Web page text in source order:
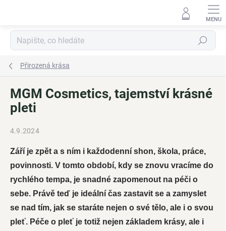
Hledat
Přirozená krása
MGM Cosmetics, tajemství krásné
pleti
4.9.2024
Září je zpět a s ním i každodenní shon, škola, práce,
povinnosti. V tomto období, kdy se znovu vracíme do
rychlého tempa, je snadné zapomenout na péči o
sebe. Právě teď je ideální čas zastavit se a zamyslet
se nad tím, jak se staráte nejen o své tělo, ale i o svou
pleť. Péče o pleť je totiž nejen základem krásy, ale i